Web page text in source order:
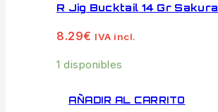
R Jig Bucktail 14 Gr Sakura
8.29€ IVA incl.
1 disponibles
AÑADIR AL CARRITO